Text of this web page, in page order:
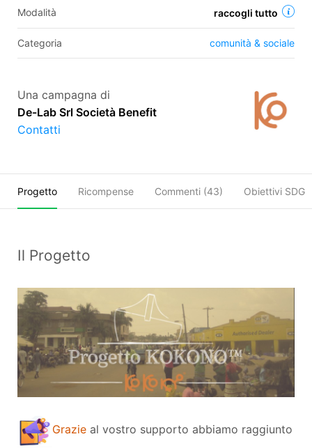
Modalità raccogli tutto
Categoria comunità & sociale
Una campagna di
De-Lab Srl Società Benefit
Contatti
Progetto Ricompense Commenti (43) Obiettivi SDGs
Il Progetto
Grazie al vostro supporto abbiamo raggiunto